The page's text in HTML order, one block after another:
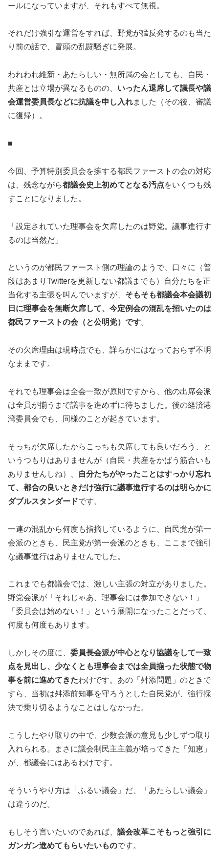
ールになっていますが、それもすべて無視。
それだけ強引な運営をすれば、野党が猛反発するのも当た
り前の話で、冒頭の乱闘騒ぎに発展。
われわれ維新・あたらしい・無所属の会としても、自民・
共産とは立場が異なるものの、 いったん退席して議長や議
会運営委員長などに抗議を申し入れました（その後、審議
に復帰）。
■
今回、予算特別委員会を擁する都民ファーストの会の対応
は、残念ながら都議会史上初めてとなる汚点をいくつも残
すことになりました。
「設定されていた理事会を欠席したのは野党。議事進行す
るのは当然だ」
というのが都民ファースト側の理論のようで、口々に（普
段はあまりTwitterを更新しない都議までも）自分たちを正
当化する主張を叫んでいますが、 そもそも都議会本会議初
日に理事会を無断欠席して、今定例会の混乱を招いたのは
都民ファーストの会（と公明党）です。
その欠席理由は現時点でも、詳らかにはなっておらず不明
なままです。
それでも理事会は全会一致が原則ですから、他の出席会派
は全員が揃うまで議事を進めずに待ちました。後の経済港
湾委員会でも、同様のことが起きています。
そっちが欠席したからこっちも欠席しても良いだろう、と
いうつもりはありませんが（自民・共産をかばう筋合いも
ありませんしね）、
自分たちがやったことはすっかり忘れ
て、都合の良いときだけ強行に議事進行するのは明らかに
ダブルスタンダードです。
一連の混乱から何度も指摘しているように、自民党が第一
会派のときも、民主党が第一会派のときも、ここまで強引
な議事進行はありませんでした。
これまでも都議会では、激しい主張の対立がありました。
野党会派が「それじゃあ、理事会には参加できない！」
「委員会は始めない！」という展開になったことだって、
何度も何度もあります。
しかしその度に、 委員長会派が中心となり協議をして一致
点を見出し、少なくとも理事会までは全員揃った状態で物
事を前に進めてきたわけです。あの「舛添問題」のときで
すら、当初は舛添前知事を守ろうとした自民党が、強行採
決で乗り切るようなことはしなかった。
こうしたやり取りの中で、少数会派の意見も少しずつ取り
入れられる。まさに議会制民主主義が培ってきた「知恵」
が、都議会にはあるわけです。
そういうやり方は「ふるい議会」だ、「あたらしい議会」
は違うのだ。
もしそう言いたいのであれば、 議会改革こそもっと強引に
ガンガン進めてもらいたいものです。